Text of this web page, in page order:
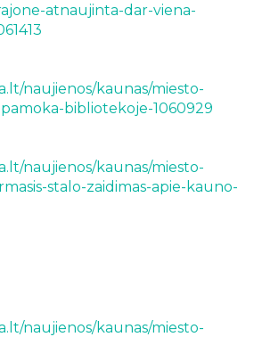
atnaujinta-dar-viena-
naujienos/kaunas/miesto-
bibliotekoje-1060929
naujienos/kaunas/miesto-
stalo-zaidimas-apie-kauno-
naujienos/kaunas/miesto-